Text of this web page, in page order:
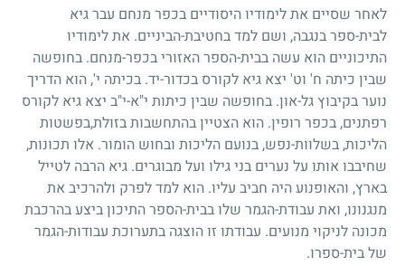
לאחר שסיים את לימודיו היסודיים בכפר מנחם עבר גיא
לבית-ספר בנגבה, ושם למד בחטיבת-הביניים. את לימודיו
התיכוניים הוא עשה בבית-הספר האזורי בכפר-מנחם. בחופשה
שבין כיתה ח' וט' יצא גיא לקורס בכדור-יד. בכיתה י', הוא הדריך
נוער בקיבוץ גל-און. בחופשה שבין כיתות י"א-י"ב יצא גיא לקורס
רפתנים, בכפר רופין. הוא הצטיין בהתחשבות בזולת,בפשטות
הליכות, בשלוות-נפש, בנועם הליכות ובחוש הומור. אלו תכונות,
שחיבבו אותו על נערים בני גילו ועל מבוגרים. גיא הרבה לטייל
בארץ, והאופנוע היה חביב עליו. הוא למד לפרק ולהרכיב את
מנגנונו, ואת עבודת-הגמר שלו בבית-הספר התיכון ביצע בהרכבת
מכונה לניקוי מנועים. עבודתו זו הוצגה בתערוכת עבודות-הגמר
של בית-ספרו.